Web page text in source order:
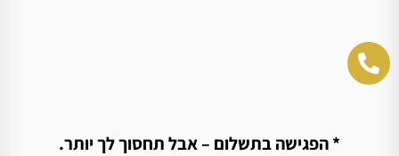
* הפגישה בתשלום – אבל תחסוך לך יותר.